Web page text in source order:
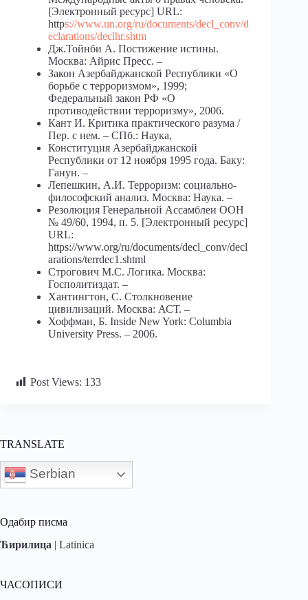
[Электронный ресурс] URL:
https://www.un.org/ru/documents/decl_conv/d
eclarations/declhr.shtm
Дж.Тойнби А. Постижение истины.
Москва: Айрис Пресс. –
Закон Азербайджанской Республики «О
борьбе с терроризмом», 1999;
Федеральный закон РФ «О
противодействии терроризму», 2006.
Кант И. Критика практического разума /
Пер. с нем. – СПб.: Наука,
Конституция Азербайджанской
Республики от 12 ноября 1995 года. Баку:
Ганун. –
Лепешкин, А.И. Терроризм: социально-
философский анализ. Москва: Наука. –
Резолюция Генеральной Ассамблеи ООН
№ 49/60, 1994, п. 5. [Электронный ресурс]
URL:
https://www.org/ru/documents/decl_conv/decl
arations/terrdec1.shtml
Строгович М.С. Логика. Москва:
Госполитиздат. –
Хантингтон, С. Столкновение
цивилизаций. Москва: АСТ. –
Хоффман, Б. Inside New York: Columbia
University Press. – 2006.
Post Views: 133
TRANSLATE
Serbian
Одабир писма
Ћирилица | Latinica
ЧАСОПИСИ